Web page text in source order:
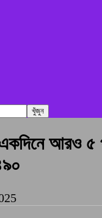
একদিনে আরও ৫